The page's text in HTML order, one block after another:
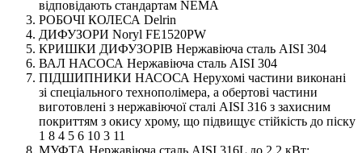
відповідають стандартам NEMA
РОБОЧІ КОЛЕСА Delrin
ДИФУЗОРИ Noryl FE1520PW
КРИШКИ ДИФУЗОРІВ Нержавіюча сталь AISI 304
ВАЛ НАСОСА Нержавіюча сталь AISI 304
ПІДШИПНИКИ НАСОСА Нерухомі частини виконані
зі спеціального технополімера, а обертові частини
виготовлені з нержавіючої сталі AISI 316 з захисним
покриттям з окису хрому, що підвищує стійкість до піску
1 8 4 5 6 10 3 11
МУФТА Нержавіюча сталь AISI 316L до 2,2 кВт;